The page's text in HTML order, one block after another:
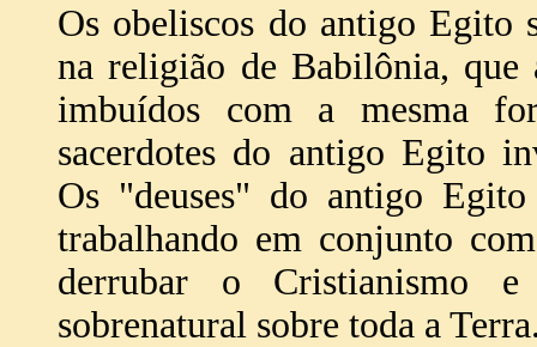
Os obeliscos do antigo Egito
na religião de Babilônia, que
imbuídos com a mesma
sacerdotes do antigo Egito
Os "deuses" do antigo
trabalhando em conjunto
derrubar o Cristianismo
sobrenatural sobre toda a